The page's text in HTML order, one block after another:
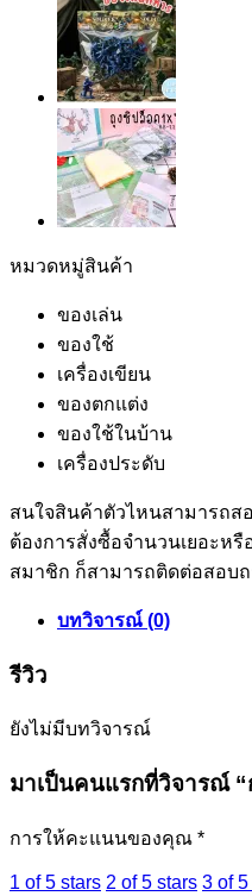
หมวดหมู่สินค้า
ของเล่น
ของใช้
เครื่องเขียน
ของตกแต่ง
ของใช้ในบ้าน
เครื่องประดับ
สนใจสินค้าตัวไหนสามารถส
ต้องการสั่งซื้อจำนวนเยอะหรื
สมาชิก ก็สามารถติดต่อสอบถ
บทวิจารณ์ (0)
รีวิว
ยังไม่มีบทวิจารณ์
มาเป็นคนแรกที่วิจารณ์ “
การให้คะแนนของคุณ *
1 of 5 stars 2 of 5 stars 3 of